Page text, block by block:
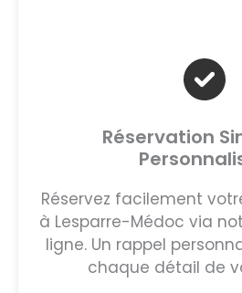
Réservation
Réservez facilement
à Lesparre-Médoc via
ligne. Un rappel
chaque détail de